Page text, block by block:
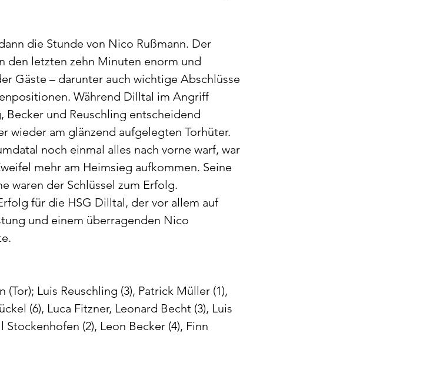
die Stunde von Nico Rußmann. Der
den letzten zehn Minuten enorm und
Gäste – darunter auch wichtige Abschlüsse
Während Dilltal im Angriff
und Reuschling entscheidend
wieder am glänzend aufgelegten Torhüter.
noch einmal alles nach vorne warf, war
mehr am Heimsieg aufkommen. Seine
waren der Schlüssel zum Erfolg.
für die HSG Dilltal, der vor allem auf
und einem überragenden Nico
Luis Reuschling (3), Patrick Müller (1),
(6), Luca Fitzner, Leonard Becht (3), Luis
(2), Leon Becker (4), Finn